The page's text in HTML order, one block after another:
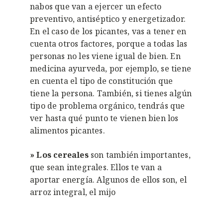
nabos que van a ejercer un efecto
preventivo, antiséptico y energetizador.
En el caso de los picantes, vas a tener en
cuenta otros factores, porque a todas las
personas no les viene igual de bien. En
medicina ayurveda, por ejemplo, se tiene
en cuenta el tipo de constitución que
tiene la persona. También, si tienes algún
tipo de problema orgánico, tendrás que
ver hasta qué punto te vienen bien los
alimentos picantes.
» Los cerealesson también importantes,
que sean integrales. Ellos te van a
aportar energía. Algunos de ellos son, el
arroz integral, el mijo